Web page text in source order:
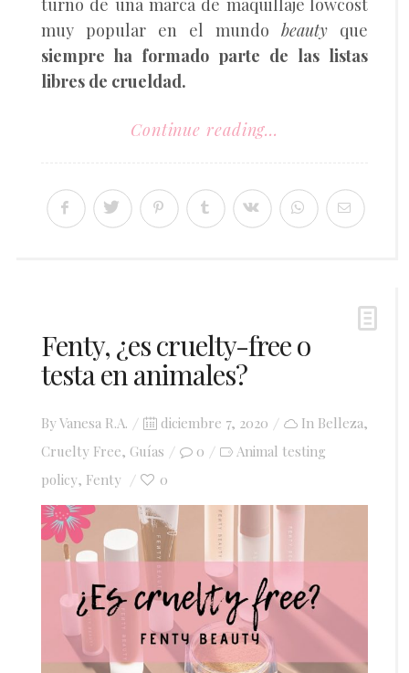
turno de una marca de maquillaje lowcost
muy popular en el mundo beauty que
siempre ha formado parte de las listas
libres de crueldad.
Continue reading...
Fenty, ¿es cruelty-free o
testa en animales?
ByVanesa R.A.
Posted
on
diciembre 7, 2020 In Belleza,
Cruelty Free, Guías 0
Animal testing
policy, Fenty 0